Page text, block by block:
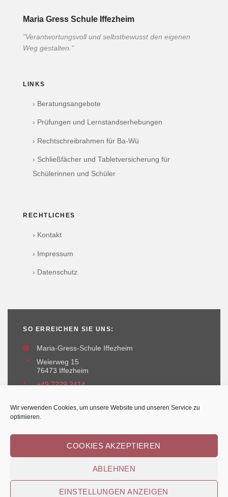
Wir verwenden Cookies, um unsere Website und unseren Service zu
optimieren.
COOKIES AKZEPTIEREN
ABLEHNEN
EINSTELLUNGEN ANZEIGEN
Maria Gress Schule Iffezheim
"Verantwortungsvoll und selbstbewusst den eigenen
Weg gestalten."
LINKS
› Beratungsangebote
› Prüfungen und Lernstandserhebungen
› Rechtschreibrahmen für Ba-Wü
› Schließfächer und Tabletversicherung für
Schülerinnen und Schüler
RECHTLICHES
› Kontakt
› Impressum
› Datenschutz
SO ERREICHEN SIE UNS:
🏫
Maria-Gress-Schule Iffezheim
📍
Weierweg 15
76473 Iffezheim
📞
+49 7229 2414
© Maria-Gress-Schule Iffezheim